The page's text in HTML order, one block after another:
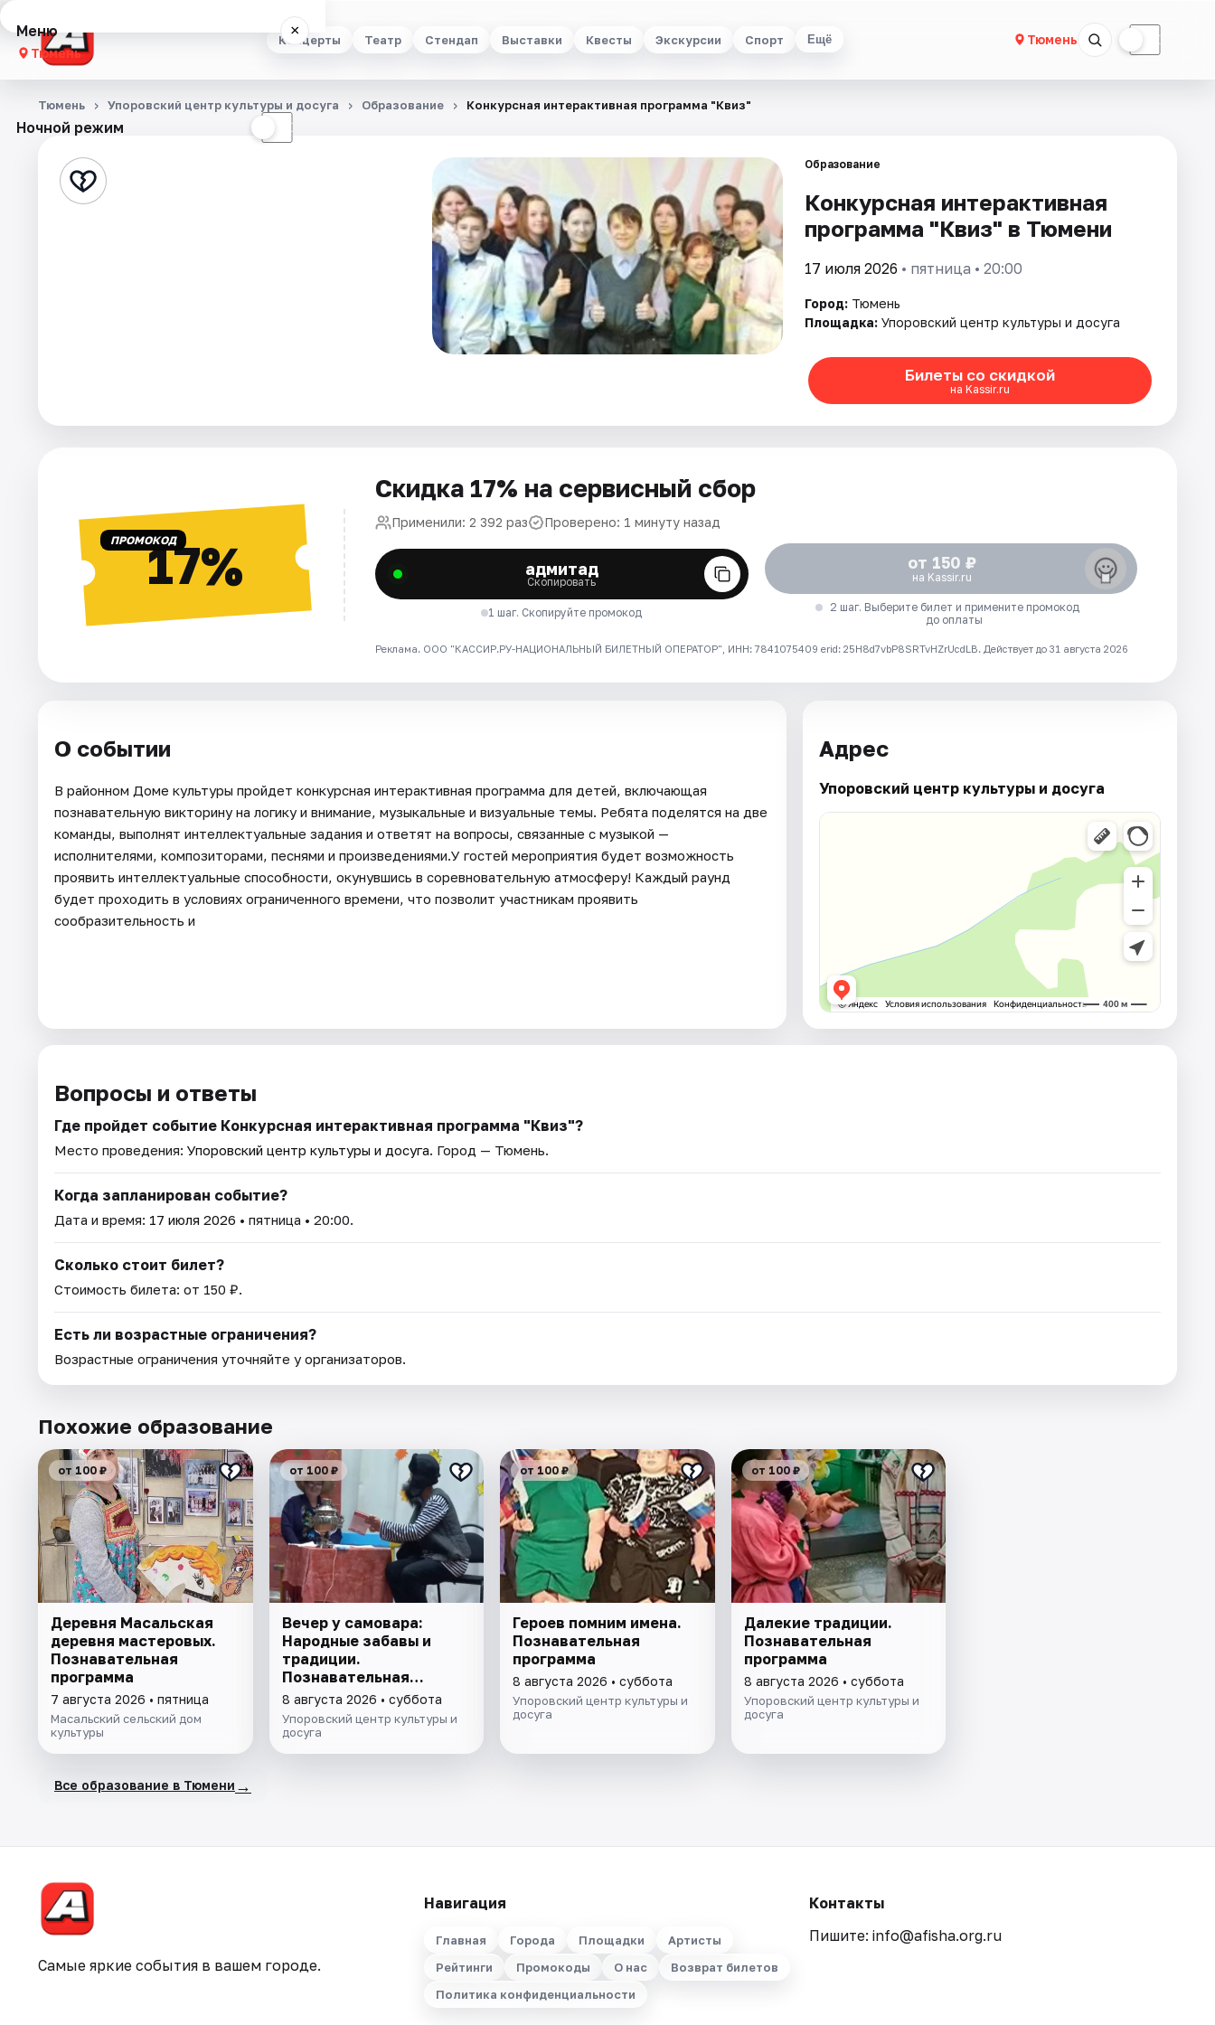
Концерты Театр Стендап Выставки Квесты Экскурсии Спорт Ещё Тюмень ☾
Меню ×
Тюмень
Концерты
Стендап
Артисты
Рейтинги
Ночной режим ☾
Тюмень Упоровский центр культуры и досуга Образование Конкурсная интерактивная программа "Квиз"
Образование
Конкурсная интерактивная
программа "Квиз" в Тюмени
17 июля 2026 • пятница • 20:00
Город: Тюмень
Площадка: Упоровский центр культуры и досуга
Билеты со скидкой
на Kassir.ru
ПРОМОКОД17%
Скидка 17% на сервисный сбор
Применили: 2 392 раз Проверено: 1 минуту назад
адмитад
Скопировать
1 шаг. Скопируйте промокод
от 150 ₽
на Kassir.ru
2 шаг. Выберите билет и примените промокод
до оплаты
Реклама. ООО "КАССИР.РУ-НАЦИОНАЛЬНЫЙ БИЛЕТНЫЙ ОПЕРАТОР", ИНН: 7841075409 erid: 25H8d7vbP8SRTvHZrUcdLB. Действует до 31 августа 2026
О событии
В районном Доме культуры пройдет конкурсная интерактивная программа для детей, включающая
познавательную викторину на логику и внимание, музыкальные и визуальные темы. Ребята поделятся на две
команды, выполнят интеллектуальные задания и ответят на вопросы, связанные с музыкой —
исполнителями, композиторами, песнями и произведениями.У гостей мероприятия будет возможность
проявить интеллектуальные способности, окунувшись в соревновательную атмосферу! Каждый раунд
будет проходить в условиях ограниченного времени, что позволит участникам проявить
сообразительность и
Адрес
Упоровский центр культуры и досуга
Вопросы и ответы
Где пройдет событие Конкурсная интерактивная программа "Квиз"?
Место проведения: Упоровский центр культуры и досуга. Город — Тюмень.
Когда запланирован событие?
Дата и время: 17 июля 2026 • пятница • 20:00.
Сколько стоит билет?
Стоимость билета: от 150 ₽.
Есть ли возрастные ограничения?
Возрастные ограничения уточняйте у организаторов.
Похожие образование
от 100 ₽
Деревня Масальская
деревня мастеровых.
Познавательная
программа
7 августа 2026 • пятница
Масальский сельский дом
культуры
от 100 ₽
Вечер у самовара:
Народные забавы и
традиции.
Познавательная
программа
8 августа 2026 • суббота
Упоровский центр культуры и
досуга
от 100 ₽
Героев помним имена.
Познавательная
программа
8 августа 2026 • суббота
Упоровский центр культуры и
досуга
от 100 ₽
Далекие традиции.
Познавательная
программа
8 августа 2026 • суббота
Упоровский центр культуры и
досуга
Все образование в Тюмени →
Самые яркие события в вашем городе.
Навигация
Главная Города Площадки
Артисты
Рейтинги
Промокоды О нас
Возврат билетов
Политика конфиденциальности
Контакты
Пишите: info@afisha.org.ru